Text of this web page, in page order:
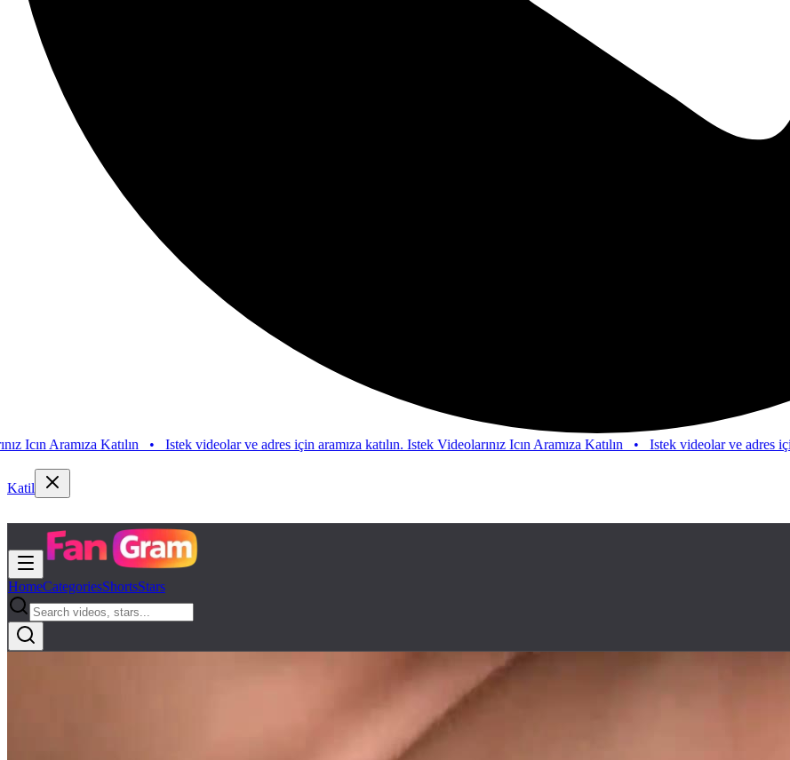
Katılın•Istek videolar ve adres için aramıza katılın. Istek Videolarınız Icın Aramıza Katılın•Istek videolar ve adres için aramıza
Katil
HomeCategoriesShortsStars